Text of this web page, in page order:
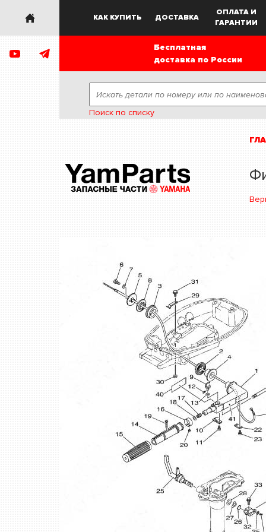
КАК КУПИТЬ ДОСТАВКА
ОПЛАТА И
ГАРАНТИИ
Бесплатная
доставка по России
Поиск по списку